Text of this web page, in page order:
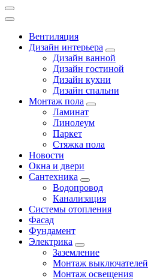
Вентиляция
Дизайн интерьера
Дизайн ванной
Дизайн гостиной
Дизайн кухни
Дизайн спальни
Монтаж пола
Ламинат
Линолеум
Паркет
Стяжка пола
Новости
Окна и двери
Сантехника
Водопровод
Канализация
Системы отопления
Фасад
Фундамент
Электрика
Заземление
Монтаж выключателей
Монтаж освещения